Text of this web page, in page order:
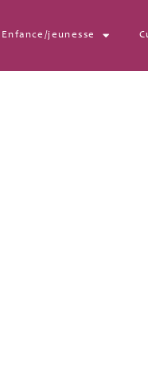
Enfance/jeunesse